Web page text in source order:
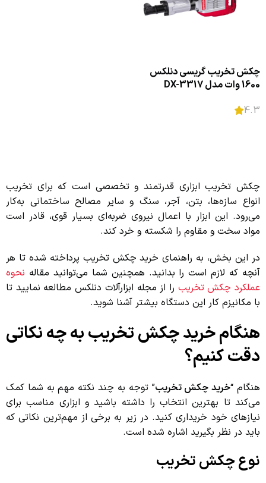
چکش تخریب گریسی دنلکس
1600 وات مدل DX-3317
4.3
چکش تخریب ابزاری قدرتمند و تخصصی است که برای تخریب
انواع سازه‌ها، بتن، آجر، سنگ و سایر مصالح ساختمانی به‌کار
می‌رود. این ابزار با اعمال نیروی ضربه‌ای بسیار قوی، قادر است
مواد سخت و مقاوم را شکسته و خرد کند.
در این بخش، به راهنمای خرید چکش تخریب پرداخته شده تا هر
آنچه که لازم است را بدانید. همچنین شما می‌توانید مقاله نحوه
عملکرد چکش تخریب را از مجله ابزارآلات دنلکس مطالعه نمایید تا
با مکانیزم کار این دستگاه بیشتر آشنا شوید.
هنگام خرید چکش تخریب به چه نکاتی
دقت کنیم؟
هنگام “خرید چکش تخریب” توجه به چند نکته مهم به شما کمک
می‌کند تا بهترین انتخاب را داشته باشید و ابزاری مناسب برای
نیازهای خود خریداری کنید. در زیر به برخی از مهم‌ترین نکاتی که
باید در نظر بگیرید اشاره شده است.
نوع چکش تخریب